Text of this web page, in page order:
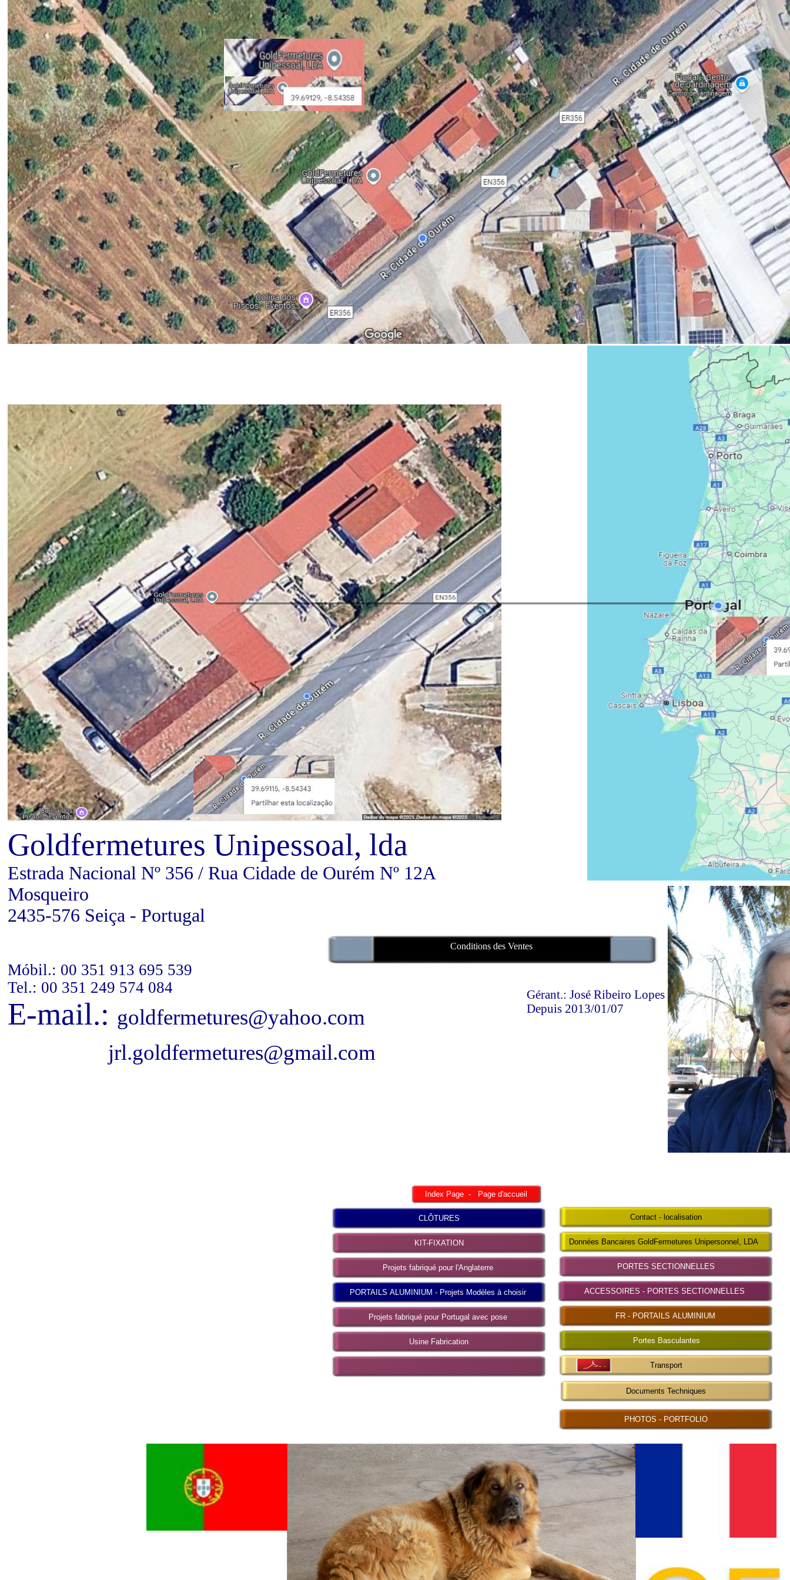
Goldfermetures Unipessoal, lda
Estrada Nacional Nº 356 / Rua Cidade de Ourém Nº 12A
Mosqueiro
2435-576 Seiça - Portugal
Móbil.: 00 351 913 695 539
Tel.: 00 351 249 574 084
E-mail.: goldfermetures@yahoo.com
jrl.goldfermetures@gmail.com
Gérant.: José Ribeiro Lopes
Depuis 2013/01/07
Conditions des Ventes
Index Page - Page d'accueil
Transport
Données Bancaires GoldFermetures Unipersonnel, LDA
PHOTOS - PORTFOLIO
Contact - localisation
Portes Basculantes
Documents Techniques
PORTES SECTIONNELLES
FR - PORTAILS ALUMINIUM
ACCESSOIRES - PORTES SECTIONNELLES
CLÔTURES
KIT-FIXATION
Projets fabriqué pour l'Anglaterre
PORTAILS ALUMINIUM - Projets Modèles à choisir
Projets fabriqué pour Portugal avec pose
Usine Fabrication